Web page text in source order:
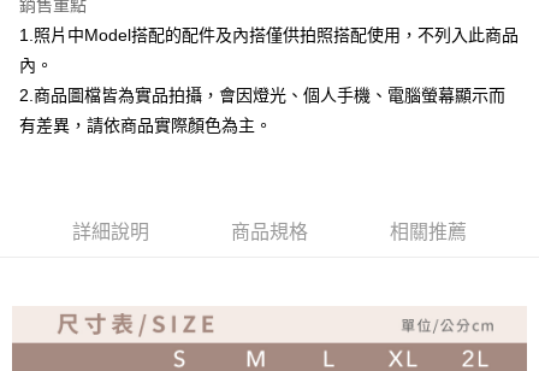
運送方式
全家取貨付款
付款後全家取貨
免運費
銷售重點
1.照片中Model搭配的配件及內搭僅供拍照搭配使用，不列入此商品
內。
2.商品圖檔皆為實品拍攝，會因燈光、個人手機、電腦螢幕顯示而
有差異，請依商品實際顏色為主。
詳細說明 商品規格 相關推薦